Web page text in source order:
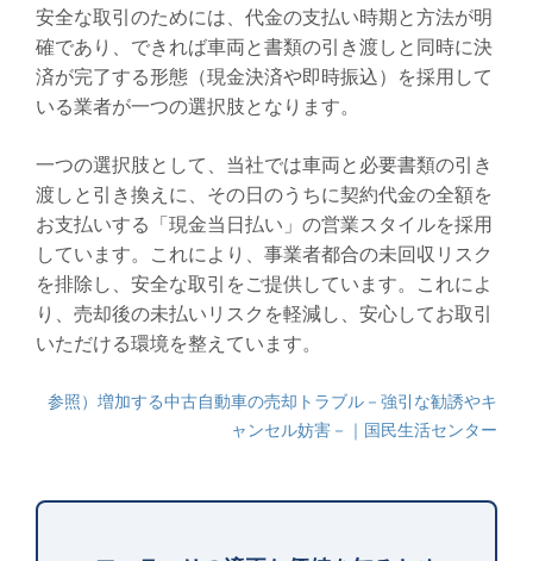
安全な取引のためには、代金の支払い時期と方法が明
確であり、できれば車両と書類の引き渡しと同時に決
済が完了する形態（現金決済や即時振込）を採用して
いる業者が一つの選択肢となります。
一つの選択肢として、当社では車両と必要書類の引き
渡しと引き換えに、その日のうちに契約代金の全額を
お支払いする「現金当日払い」の営業スタイルを採用
しています。これにより、事業者都合の未回収リスク
を排除し、安全な取引をご提供しています。これによ
り、売却後の未払いリスクを軽減し、安心してお取引
いただける環境を整えています。
参照）増加する中古自動車の売却トラブル－強引な勧誘やキ
ャンセル妨害－｜国民生活センター